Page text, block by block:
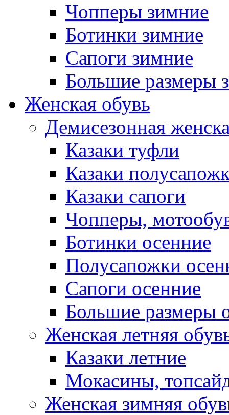
Чопперы зимние
Ботинки зимние
Сапоги зимние
Большие размеры
Женская обувь
Демисезонная
Казаки туфли
Казаки
Казаки сапоги
Чопперы,
Ботинки осенние
Полусапожки
Сапоги осенние
Большие размеры
Женская летняя
Казаки летние
Мокасины,
Женская зимняя